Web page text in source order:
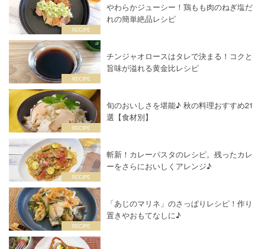
やわらかジューシー！鶏もも肉のねぎ塩だ
れの簡単絶品レシピ
チンジャオロースはタレで決まる！コクと
旨味が溢れる黄金比レシピ
旬のおいしさを堪能♪ 秋の料理おすすめ21
選【食材別】
斬新！カレーパスタのレシピ。残ったカレ
ーをさらにおいしくアレンジ♪
「あじのマリネ」のさっぱりレシピ！作り
置きやおもてなしに♪